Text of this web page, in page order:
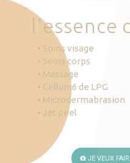
'essence
• Soins visage
• Soins corps
• Massage
• Cellum6 de LPG
• Microdermabrasion
• Jet peel
JE VEUX